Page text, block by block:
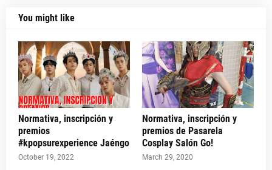
You might like
Normativa, inscripción y
premios
#kpopsurexperience Jaéngo
October 19, 2022
Normativa, inscripción y
premios de Pasarela
Cosplay Salón Go!
March 29, 2020